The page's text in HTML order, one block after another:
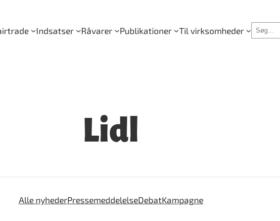
Indsatser Råvarer Publikationer Til virksomheder Søg
Lidl
Alle nyhederPressemeddelelseDebatKampagne